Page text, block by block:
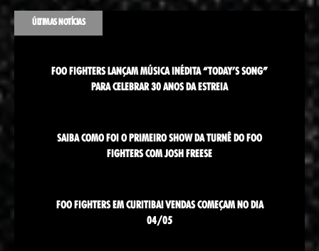
ÚLTIMAS NOTÍCIAS
FOO FIGHTERS LANÇAM MÚSICA INÉDITA “TODAY’S SONG”
PARA CELEBRAR 30 ANOS DA ESTREIA
SAIBA COMO FOI O PRIMEIRO SHOW DA TURNÊ DO FOO
FIGHTERS COM JOSH FREESE
FOO FIGHTERS EM CURITIBA! VENDAS COMEÇAM NO DIA
04/05